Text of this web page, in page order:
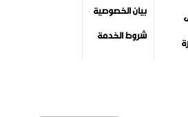
بيان الخصوصية
شروط الخدمة